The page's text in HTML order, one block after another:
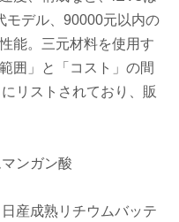
モデル、90000元以内の
能。三元材料を使用す
囲」と「コスト」の間
リストされており、販
ンガン酸
産成熟リチウムバッテ